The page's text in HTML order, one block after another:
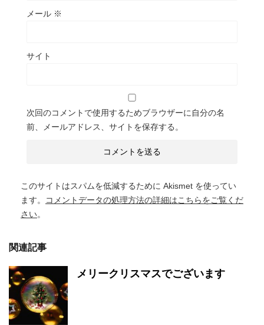
メール ※
サイト
次回のコメントで使用するためブラウザーに自分の名
前、メールアドレス、サイトを保存する。
このサイトはスパムを低減するために Akismet を使ってい
ます。
コメントデータの処理方法の詳細はこちらをご覧くだ
さい。
関連記事
メリークリスマスでございます